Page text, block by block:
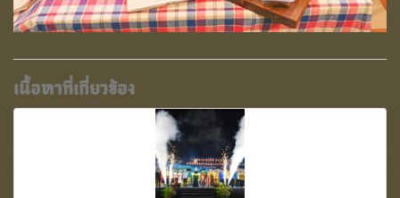
เนื้อหาที่เกี่ยวข้อง